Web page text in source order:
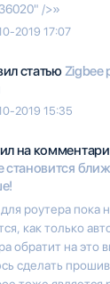
/>»
2019 17:07
статью Zigbee
2019 15:35
на
становится
роутера пока
как только
обратит на это
сделать